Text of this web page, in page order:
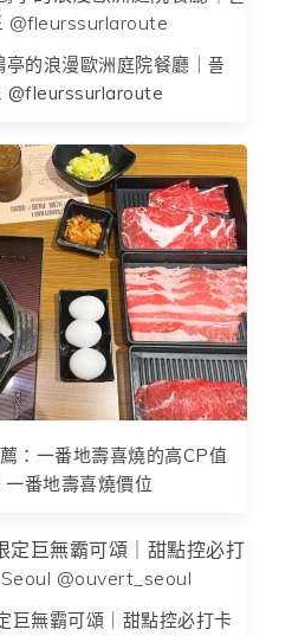
的浪漫歐洲庭院餐廳｜플
@fleurssurlaroute
：一番地壽喜燒的高CP值
一番地壽喜燒價位
巨無霸可頌｜甜點控必打卡